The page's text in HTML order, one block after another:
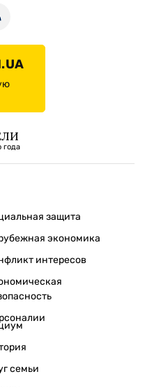
года
защита
экономика
интересов
семьи